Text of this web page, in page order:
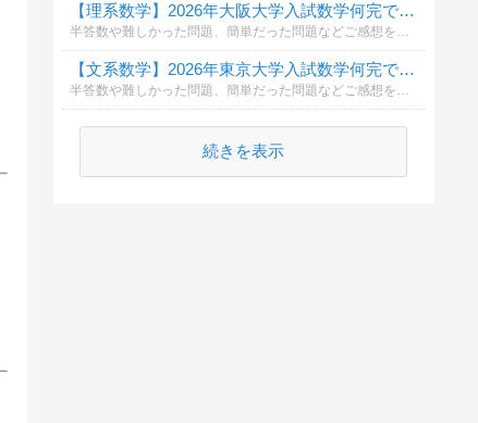
【理系数学】2026年大阪大学入試数学何完できましたか？
半答数や難しかった問題、簡単だった問題などご感想をコメント欄に頂けると幸いです。
【文系数学】2026年東京大学入試数学何完できましたか？
半答数や難しかった問題、簡単だった問題などご感想をコメント欄に頂けると幸いです。
続きを表示